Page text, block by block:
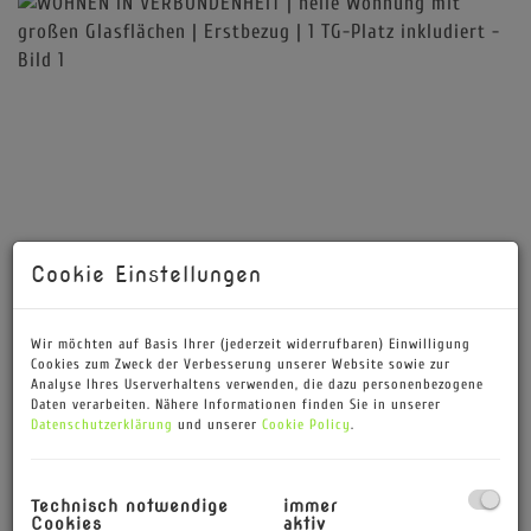
Cookie Einstellungen
Wir möchten auf Basis Ihrer (jederzeit widerrufbaren) Einwilligung
Cookies zum Zweck der Verbesserung unserer Website sowie zur
Analyse Ihres Userverhaltens verwenden, die dazu personenbezogene
Daten verarbeiten. Nähere Informationen finden Sie in unserer
Datenschutzerklärung und unserer Cookie Policy.
Technisch notwendige
Cookies
immer
aktiv